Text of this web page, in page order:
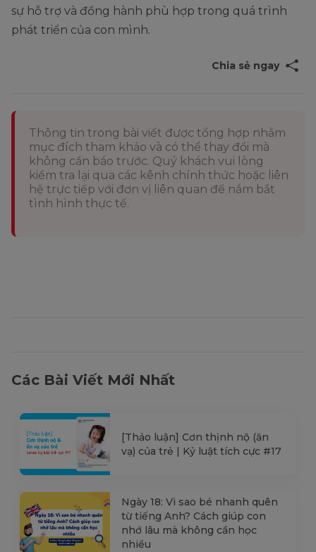
sự hỗ trợ và đồng hành phù hợp trong quá trình
phát triển của con mình.
Chia sẻ ngay
Thông tin trong bài viết được tổng hợp nhằm
mục đích tham khảo và có thể thay đổi mà
không cần báo trước. Quý khách vui lòng
kiểm tra lại qua các kênh chính thức hoặc liên
hệ trực tiếp với đơn vị liên quan để nắm bắt
tình hình thực tế.
Các Bài Viết Mới Nhất
[Thảo luận] Cơn thịnh nộ (ăn
vạ) của trẻ | Kỷ luật tích cực #17
Ngày 18: Vì sao bé nhanh quên
từ tiếng Anh? Cách giúp con
nhớ lâu mà không cần học
nhiều